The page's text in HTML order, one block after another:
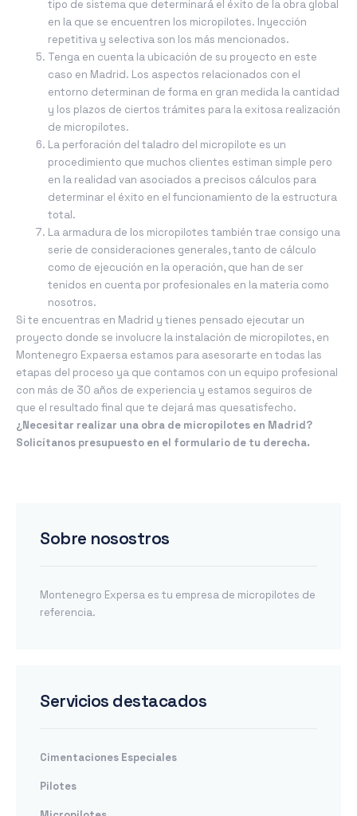
tipo de sistema que determinará el éxito de la obra global
en la que se encuentren los micropilotes. Inyección
repetitiva y selectiva son los más mencionados.
Tenga en cuenta la ubicación de su proyecto en este
caso en Madrid. Los aspectos relacionados con el
entorno determinan de forma en gran medida la cantidad
y los plazos de ciertos trámites para la exitosa realización
de micropilotes.
La perforación del taladro del micropilote es un
procedimiento que muchos clientes estiman simple pero
en la realidad van asociados a precisos cálculos para
determinar el éxito en el funcionamiento de la estructura
total.
La armadura de los micropilotes también trae consigo una
serie de consideraciones generales, tanto de cálculo
como de ejecución en la operación, que han de ser
tenidos en cuenta por profesionales en la materia como
nosotros.
Si te encuentras en Madrid y tienes pensado ejecutar un
proyecto donde se involucre la instalación de micropilotes, en
Montenegro Expaersa estamos para asesorarte en todas las
etapas del proceso ya que contamos con un equipo profesional
con más de 30 años de experiencia y estamos seguiros de
que el resultado final que te dejará mas quesatisfecho.
¿Necesitar realizar una obra de micropilotes en Madrid?
Solicítanos presupuesto en el formulario de tu derecha.
Sobre nosostros
Montenegro Expersa es tu empresa de micropilotes de
referencia.
Servicios destacados
Cimentaciones Especiales
Pilotes